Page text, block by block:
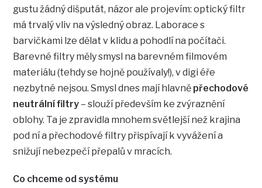
gustu žádný dišputát, názor ale projevím: optický filtr
má trvalý vliv na výsledný obraz. Laborace s
barvičkami lze dělat v klidu a pohodlí na počítači.
Barevné filtry měly smysl na barevném filmovém
materiálu (tehdy se hojně používaly!), v digi éře
nezbytné nejsou. Smysl dnes mají hlavně přechodové
neutrální filtry – slouží především ke zvýraznění
oblohy. Ta je zpravidla mnohem světlejší než krajina
pod ní a přechodové filtry přispívají k vyvážení a
snižují nebezpečí přepalů v mracích.
Co chceme od systému